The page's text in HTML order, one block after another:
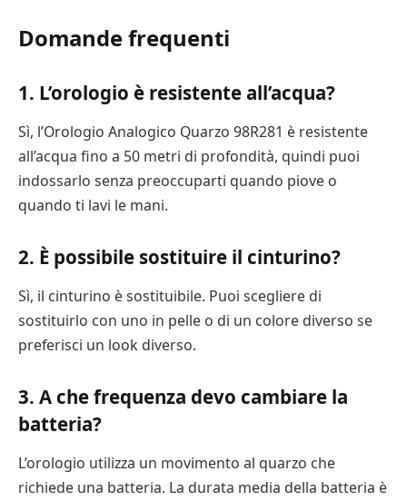
Domande frequenti
1. L’orologio è resistente all’acqua?
Sì, l’Orologio Analogico Quarzo 98R281 è resistente
all’acqua fino a 50 metri di profondità, quindi puoi
indossarlo senza preoccuparti quando piove o
quando ti lavi le mani.
2. È possibile sostituire il cinturino?
Sì, il cinturino è sostituibile. Puoi scegliere di
sostituirlo con uno in pelle o di un colore diverso se
preferisci un look diverso.
3. A che frequenza devo cambiare la
batteria?
L’orologio utilizza un movimento al quarzo che
richiede una batteria. La durata media della batteria è